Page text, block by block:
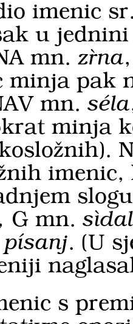
imenic
u
mn. zȑna
minja pak
mn. séla
minja
G mn.
písanj. (U
s